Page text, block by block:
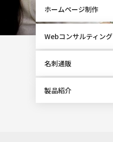
ホームページ制作
Webコンサルティング
名刺通販
製品紹介